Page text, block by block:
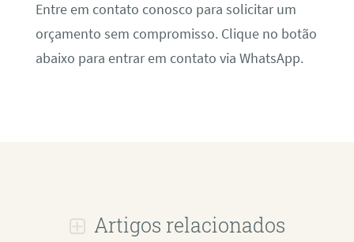
Entre em contato conosco para solicitar um
orçamento sem compromisso. Clique no botão
abaixo para entrar em contato via WhatsApp.
Artigos relacionados